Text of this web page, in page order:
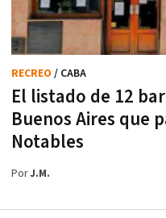
El listado de 12
Buenos Aires que
Notables
RECREO / CABA
PorJ.M.